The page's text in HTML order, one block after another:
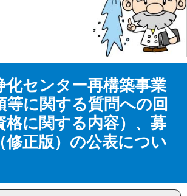
化センター再構築事業
等に関する質問への回
格に関する内容）、募
修正版）の公表につい